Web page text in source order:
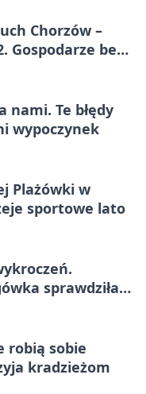
Chorzów –
Gospodarze bez
nami. Te błędy
wypoczynek
Plażówki w
sportowe lato
sprawdziła
robią sobie
kradzieżom